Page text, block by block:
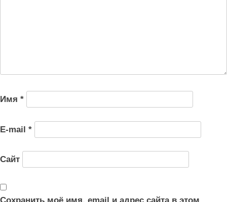
Имя *
E-mail *
Сайт